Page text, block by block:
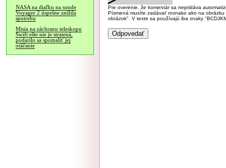
NASA na diaľku na sonde
Voyager 2 úspešne znížila
spotrebu
Misia na záchranu teleskopu
Swift ešte nie je stratená,
podarilo sa spomaliť jej
otáčanie
Pre overenie, že komentár sa nepridáva
Písmená musíte zadávať rovnako ako na
obrázok". V texte sa používajú iba znaky